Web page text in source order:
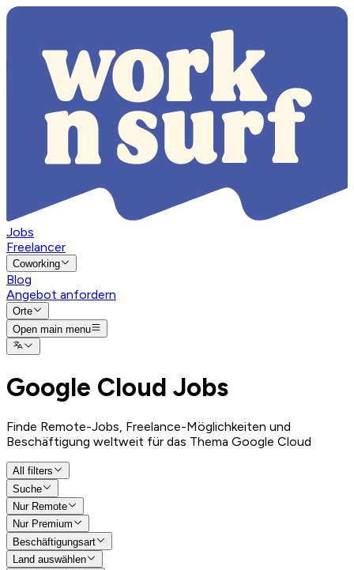
Jobs
Freelancer
Coworking
Blog
Angebot anfordern
Orte
Open main menu
Google Cloud Jobs
Finde Remote-Jobs, Freelance-Möglichkeiten und
Beschäftigung weltweit für das Thema Google Cloud
All filters
Suche
Nur Remote
Nur Premium
Beschäftigungsart
Land auswählen